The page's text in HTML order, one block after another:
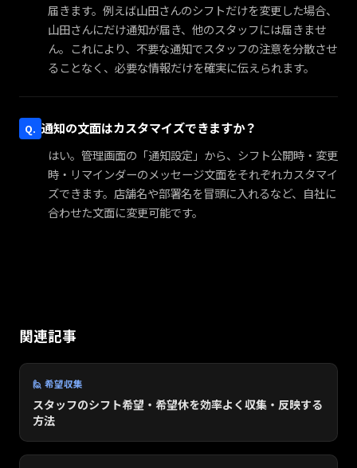
届きます。例えば山田さんのシフトだけを変更した場合、
山田さんにだけ通知が届き、他のスタッフには届きませ
ん。これにより、不要な通知でスタッフの注意を分散させ
ることなく、必要な情報だけを確実に伝えられます。
通知の文面はカスタマイズできますか？
はい。管理画面の「通知設定」から、シフト公開時・変更
時・リマインダーのメッセージ文面をそれぞれカスタマイ
ズできます。店舗名や部署名を冒頭に入れるなど、自社に
合わせた文面に変更可能です。
関連記事
🙋 希望収集
スタッフのシフト希望・希望休を効率よく収集・反映する
方法